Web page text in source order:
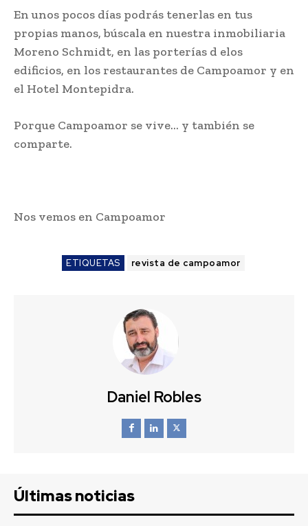
En unos pocos días podrás tenerlas en tus
propias manos, búscala en nuestra inmobiliaria
Moreno Schmidt, en las porterías d elos
edificios, en los restaurantes de Campoamor y en
el Hotel Montepidra.
Porque Campoamor se vive… y también se
comparte.
Nos vemos en Campoamor
ETIQUETAS revista de campoamor
Daniel Robles
Últimas noticias